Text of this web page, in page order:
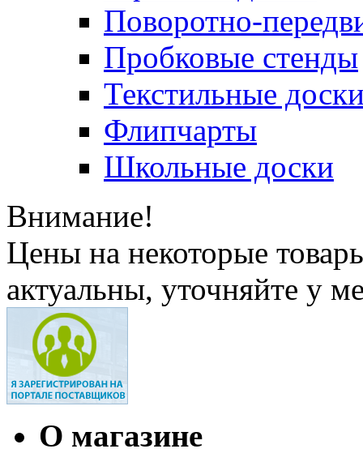
Поворотно-
Пробковые стенды
Текстильные
Флипчарты
Школьные доски
Внимание!
Цены на некоторые
актуальны, уточняйте у
О магазине